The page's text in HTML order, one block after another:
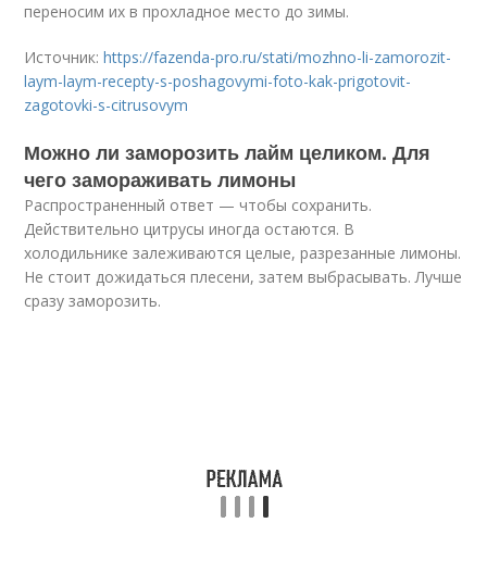
переносим их в прохладное место до зимы.
Источник:https://fazenda-pro.ru/stati/mozhno-li-zamorozit-
laym-laym-recepty-s-poshagovymi-foto-kak-prigotovit-
zagotovki-s-citrusovym
Можно ли заморозить лайм целиком. Для
чего замораживать лимоны
Распространенный ответ — чтобы сохранить.
Действительно цитрусы иногда остаются. В
холодильнике залеживаются целые, разрезанные лимоны.
Не стоит дожидаться плесени, затем выбрасывать. Лучше
сразу заморозить.